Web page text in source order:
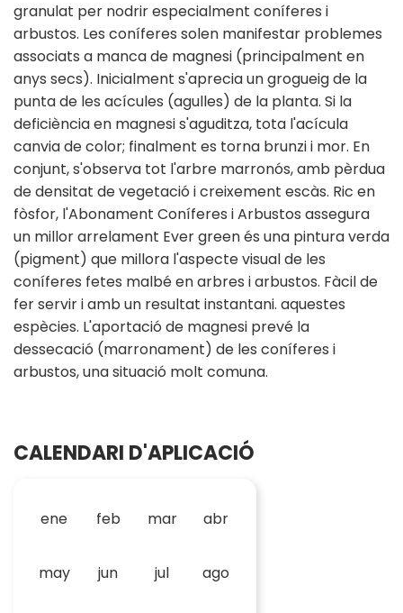
granulat per nodrir especialment coníferes i
arbustos. Les coníferes solen manifestar problemes
associats a manca de magnesi (principalment en
anys secs). Inicialment s'aprecia un grogueig de la
punta de les acícules (agulles) de la planta. Si la
deficiència en magnesi s'aguditza, tota l'acícula
canvia de color; finalment es torna brunzi i mor. En
conjunt, s'observa tot l'arbre marronós, amb pèrdua
de densitat de vegetació i creixement escàs. Ric en
fòsfor, l'Abonament Coníferes i Arbustos assegura
un millor arrelament Ever green és una pintura verda
(pigment) que millora l'aspecte visual de les
coníferes fetes malbé en arbres i arbustos. Fàcil de
fer servir i amb un resultat instantani. aquestes
espècies. L'aportació de magnesi prevé la
dessecació (marronament) de les coníferes i
arbustos, una situació molt comuna.
CALENDARI D'APLICACIÓ
ene feb mar abr
may jun jul ago